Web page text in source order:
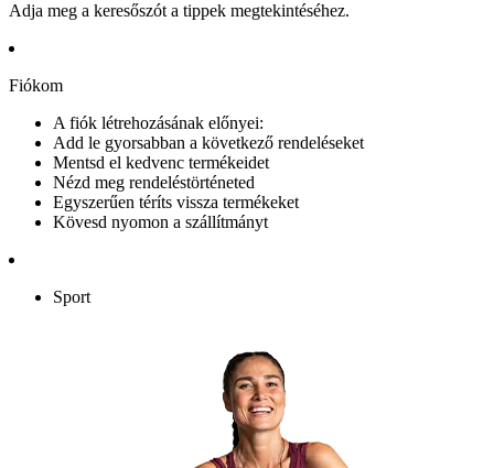
Adja meg a keresőszót a tippek megtekintéséhez.
Fiókom
A fiók létrehozásának előnyei:
Add le gyorsabban a következő rendeléseket
Mentsd el kedvenc termékeidet
Nézd meg rendeléstörténeted
Egyszerűen téríts vissza termékeket
Kövesd nyomon a szállítmányt
Sport